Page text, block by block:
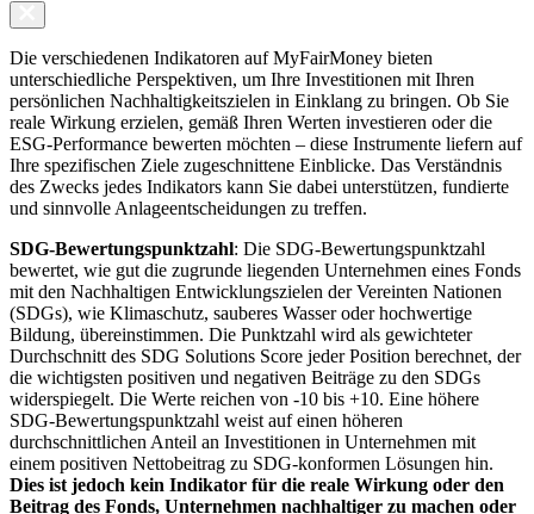
Die verschiedenen Indikatoren auf MyFairMoney bieten
unterschiedliche Perspektiven, um Ihre Investitionen mit Ihren
persönlichen Nachhaltigkeitszielen in Einklang zu bringen. Ob Sie
reale Wirkung erzielen, gemäß Ihren Werten investieren oder die
ESG-Performance bewerten möchten – diese Instrumente liefern auf
Ihre spezifischen Ziele zugeschnittene Einblicke. Das Verständnis
des Zwecks jedes Indikators kann Sie dabei unterstützen, fundierte
und sinnvolle Anlageentscheidungen zu treffen.
SDG-Bewertungspunktzahl: Die SDG-Bewertungspunktzahl
bewertet, wie gut die zugrunde liegenden Unternehmen eines Fonds
mit den Nachhaltigen Entwicklungszielen der Vereinten Nationen
(SDGs), wie Klimaschutz, sauberes Wasser oder hochwertige
Bildung, übereinstimmen. Die Punktzahl wird als gewichteter
Durchschnitt des SDG Solutions Score jeder Position berechnet, der
die wichtigsten positiven und negativen Beiträge zu den SDGs
widerspiegelt. Die Werte reichen von -10 bis +10. Eine höhere
SDG-Bewertungspunktzahl weist auf einen höheren
durchschnittlichen Anteil an Investitionen in Unternehmen mit
einem positiven Nettobeitrag zu SDG-konformen Lösungen hin.
Dies ist jedoch kein Indikator für die reale Wirkung oder den
Beitrag des Fonds, Unternehmen nachhaltiger zu machen oder